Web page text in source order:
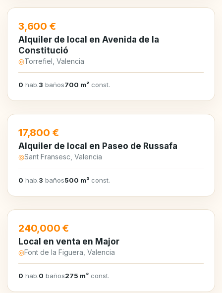
EN ALQUILER
3,600 €
Alquiler de local en Avenida de la
Constitució
◎Torrefiel, Valencia
0 hab.3 baños700 m² const.
EN ALQUILER
17,800 €
Alquiler de local en Paseo de Russafa
◎Sant Fransesc, Valencia
0 hab.3 baños500 m² const.
EN VENTA
240,000 €
Local en venta en Major
◎Font de la Figuera, Valencia
0 hab.0 baños275 m² const.